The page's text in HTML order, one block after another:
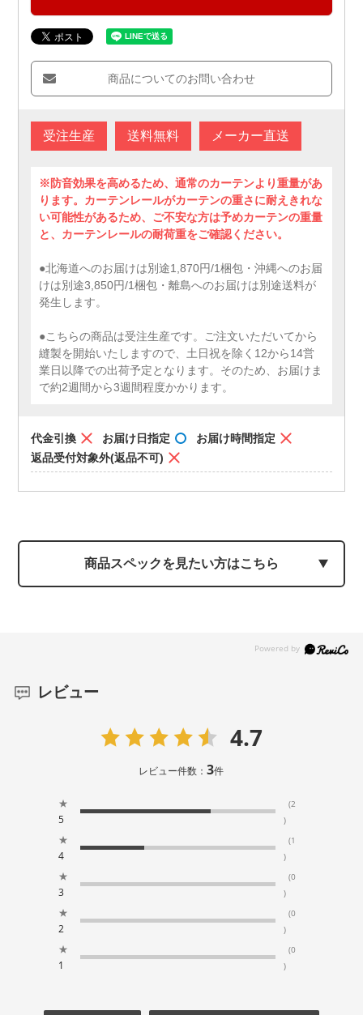
商品についてのお問い合わせ
受注生産 送料無料 メーカー直送
※防音効果を高めるため、通常のカーテンより重量があ
ります。カーテンレールがカーテンの重さに耐えきれな
い可能性があるため、ご不安な方は予めカーテンの重量
と、カーテンレールの耐荷重をご確認ください。
●北海道へのお届けは別途1,870円/1梱包・沖縄へのお届
けは別途3,850円/1梱包・離島へのお届けは別途送料が
発生します。
●こちらの商品は受注生産です。ご注文いただいてから
縫製を開始いたしますので、土日祝を除く12から14営
業日以降での出荷予定となります。そのため、お届けま
で約2週間から3週間程度かかります。
代金引換 お届け日指定
お届け時間指定
返品受付対象外(返品不可)
商品スペックを見たい方はこちら
レビュー
4.7
レビュー件数：3件
★
5
(2
)
★
4
(1
)
★
3
(0
)
★
2
(0
)
★
1
(0
)